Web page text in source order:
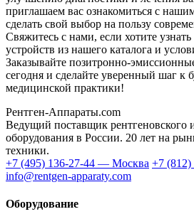
приглашаем вас ознакомиться с
сделать свой выбор на пользу
Свяжитесь с нами, если хотите
устройств из нашего каталога и
Заказывайте позитронно-
сегодня и сделайте уверенный шаг к
медицинской практики!
Рентген-Аппараты.com
Ведущий поставщик рентгеновского
оборудования в России. 20 лет на
техники.
+7 (495) 136-27-44 — Москва +7
info@rentgen-apparaty.com
Оборудование